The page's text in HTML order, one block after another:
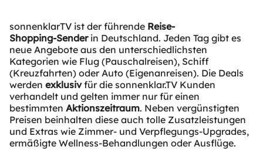
sonnenklarTV ist der führende Reise-
Shopping-Sender in Deutschland. Jeden Tag gibt es
neue Angebote aus den unterschiedlichsten
Kategorien wie Flug (Pauschalreisen), Schiff
(Kreuzfahrten) oder Auto (Eigenanreisen). Die Deals
werden exklusivfür die sonnenklar.TV Kunden
verhandelt und gelten immer nur für einen
bestimmten Aktionszeitraum. Neben vergünstigten
Preisen beinhalten diese auch tolle Zusatzleistungen
und Extras wie Zimmer- und Verpflegungs-Upgrades,
ermäßigte Wellness-Behandlungen oder Ausflüge.